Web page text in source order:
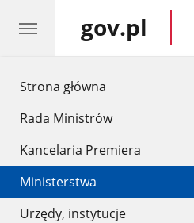
Strona główna
Rada Ministrów
Kancelaria Premiera
Ministerstwa
Urzędy, instytucje
gov.pl